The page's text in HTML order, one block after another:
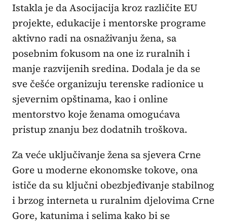
Istakla je da Asocijacija kroz različite EU
projekte, edukacije i mentorske programe
aktivno radi na osnaživanju žena, sa
posebnim fokusom na one iz ruralnih i
manje razvijenih sredina. Dodala je da se
sve češće organizuju terenske radionice u
sjevernim opštinama, kao i online
mentorstvo koje ženama omogućava
pristup znanju bez dodatnih troškova.
Za veće uključivanje žena sa sjevera Crne
Gore u moderne ekonomske tokove, ona
ističe da su ključni obezbjeđivanje stabilnog
i brzog interneta u ruralnim djelovima Crne
Gore, katunima i selima kako bi se